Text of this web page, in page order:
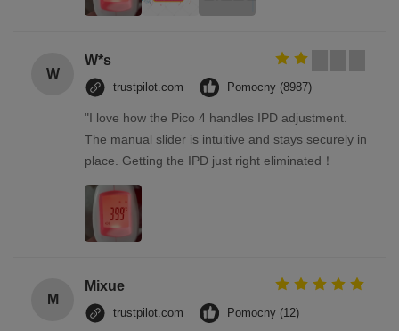
W
W*s
trustpilot.com Pomocny (8987)
"I love how the Pico 4 handles IPD adjustment.
The manual slider is intuitive and stays securely in
place. Getting the IPD just right eliminated！
M
Mixue
trustpilot.com Pomocny (12)